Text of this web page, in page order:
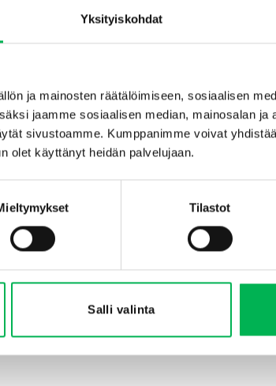
Yksityiskohdat
ja mainosten räätälöimiseen, sosiaalisen
jaamme sosiaalisen median, mainosalan ja
sivustoamme. Kumppanimme voivat
olet käyttänyt heidän palvelujaan.
Tilastot
Salli valinta